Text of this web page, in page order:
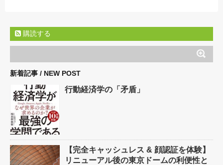
購読する
新着記事 / NEW POST
行動経済学の「矛盾」
【完全キャッシュレス & 顔認証を体験】
リニューアル後の東京ドームの利便性と